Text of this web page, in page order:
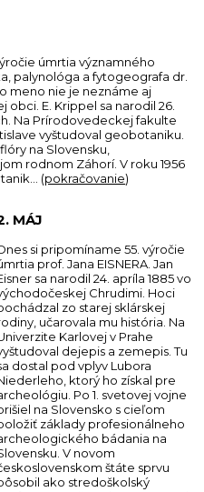
úmrtia významného
palynológa a fytogeografa dr.
meno nie je neznáme aj
E. Krippel sa narodil 26.
Na Prírodovedeckej fakulte
vyštudoval geobotaniku.
na Slovensku,
rodnom Záhorí. V roku 1956
(pokračovanie)
MÁJ
si pripomíname 55. výročie
prof. Jana EISNERA. Jan
sa narodil 24. apríla 1885 vo
Chrudimi. Hoci
zo starej sklárskej
učarovala mu história. Na
Karlovej v Prahe
dejepis a zemepis. Tu
dostal pod vplyv Lubora
ktorý ho získal pre
Po 1. svetovej vojne
na Slovensko s cieľom
základy profesionálneho
bádania na
V novom
štáte sprvu
ako stredoškolský